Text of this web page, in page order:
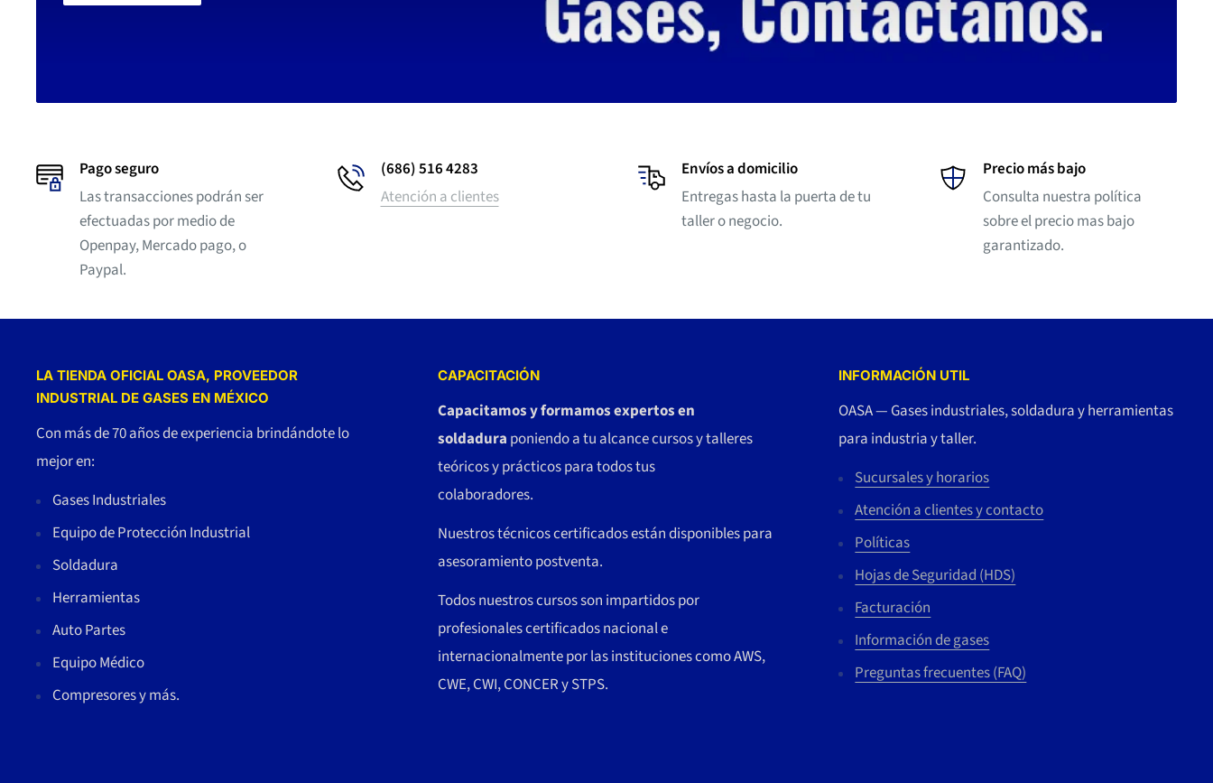
Pago seguro
Las transacciones podrán ser
efectuadas por medio de
Openpay, Mercado pago, o
Paypal.
(686) 516 4283
Atención a clientes
Envíos a domicilio
Entregas hasta la puerta de tu
taller o negocio.
Precio más bajo
Consulta nuestra política
sobre el precio mas bajo
garantizado.
LA TIENDA OFICIAL OASA, PROVEEDOR
INDUSTRIAL DE GASES EN MÉXICO
Con más de 70 años de experiencia brindándote lo
mejor en:
Gases Industriales
Equipo de Protección Industrial
Soldadura
Herramientas
Auto Partes
Equipo Médico
Compresores y más.
CAPACITACIÓN
Capacitamos y formamos expertos en
soldadura poniendo a tu alcance cursos y talleres
teóricos y prácticos para todos tus
colaboradores.
Nuestros técnicos certificados están disponibles para
asesoramiento postventa.
Todos nuestros cursos son impartidos por
profesionales certificados nacional e
internacionalmente por las instituciones como AWS,
CWE, CWI, CONCER y STPS.
INFORMACIÓN UTIL
OASA — Gases industriales, soldadura y herramientas
para industria y taller.
Sucursales y horarios
Atención a clientes y contacto
Políticas
Hojas de Seguridad (HDS)
Facturación
Información de gases
Preguntas frecuentes (FAQ)